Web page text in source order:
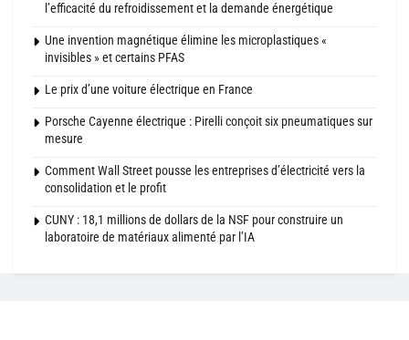
l’efficacité du refroidissement et la demande énergétique
Une invention magnétique élimine les microplastiques «
invisibles » et certains PFAS
Le prix d’une voiture électrique en France
Porsche Cayenne électrique : Pirelli conçoit six pneumatiques sur
mesure
Comment Wall Street pousse les entreprises d’électricité vers la
consolidation et le profit
CUNY : 18,1 millions de dollars de la NSF pour construire un
laboratoire de matériaux alimenté par l’IA